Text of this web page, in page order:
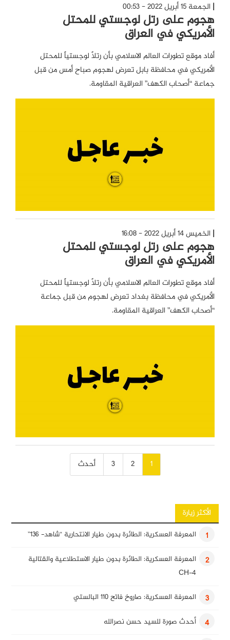
الجمعة 15 أبريل 2022 - 00:53
هجوم على رتل لوجستي للمحتل
الأمريكي في العراق
أفاد موقع تطورات العالم الاسلامي بأن رتلاً لوجستياً للمحتل
الأمريكي في محافظة بابل تعرض لهجوم صباح أمس من قبل
جماعة “أصحاب الكهف” العراقية المقاومة.
الخميس 14 أبريل 2022 - 16:08
هجوم على رتل لوجستي للمحتل
الأمريكي في العراق
أفاد موقع تطورات العالم الاسلامي بأن رتلاً لوجستياً للمحتل
الأمريكي في محافظة بغداد تعرض لهجوم من قبل جماعة
“أصحاب الكهف” العراقية المقاومة.
1
2
3 أحدث
الأكثر زيارة
1
المعرفة العسكرية: الطائرة بدون طيار الانتحارية “شاهد- 136”
2
المعرفة العسكرية: الطائرة بدون طيار الاستطلاعية والقتالية
CH-4
3 المعرفة العسكرية: صاروخ فاتح 110 البالستي
4 أحدث صورة للسيد حسن نصرالله